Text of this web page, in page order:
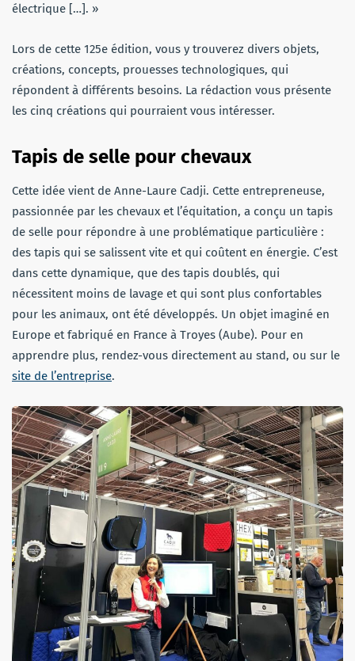
électrique […]. »
Lors de cette 125e édition, vous y trouverez divers objets,
créations, concepts, prouesses technologiques, qui
répondent à différents besoins. La rédaction vous présente
les cinq créations qui pourraient vous intéresser.
Tapis de selle pour chevaux
Cette idée vient de Anne-Laure Cadji. Cette entrepreneuse,
passionnée par les chevaux et l’équitation, a conçu un tapis
de selle pour répondre à une problématique particulière :
des tapis qui se salissent vite et qui coûtent en énergie. C’est
dans cette dynamique, que des tapis doublés, qui
nécessitent moins de lavage et qui sont plus confortables
pour les animaux, ont été développés. Un objet imaginé en
Europe et fabriqué en France à Troyes (Aube). Pour en
apprendre plus, rendez-vous directement au stand, ou sur le
site de l’entreprise.